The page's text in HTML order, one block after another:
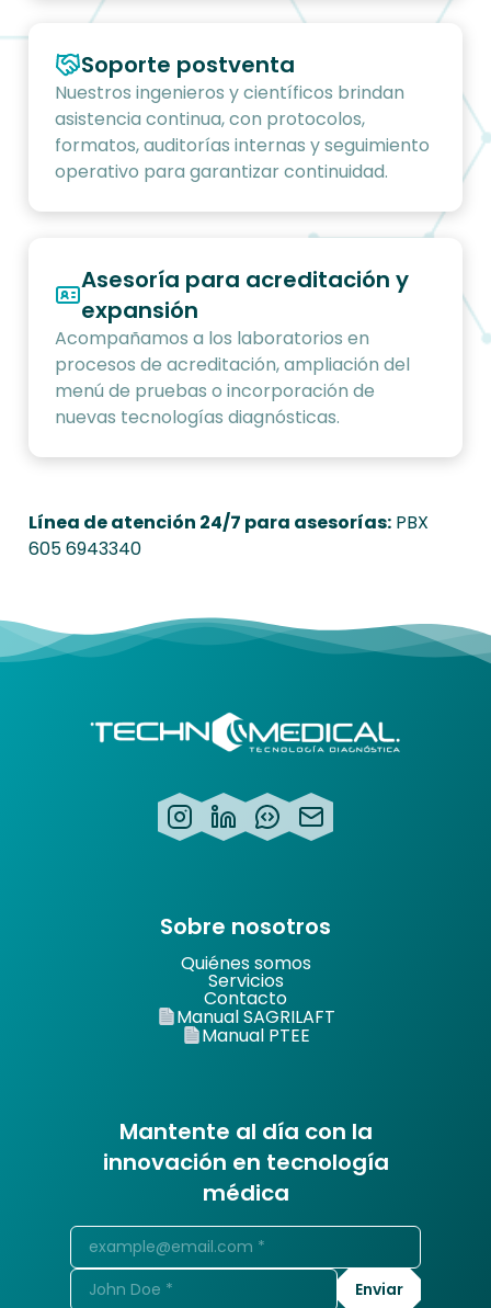
Soporte postventa
Nuestros ingenieros y científicos brindan
asistencia continua, con protocolos,
formatos, auditorías internas y seguimiento
operativo para garantizar continuidad.
Asesoría para acreditación y
expansión
Acompañamos a los laboratorios en
procesos de acreditación, ampliación del
menú de pruebas o incorporación de
nuevas tecnologías diagnósticas.
Línea de atención 24/7 para asesorías:PBX
605 6943340
Sobre nosotros
Quiénes somos
Servicios
Contacto
Manual SAGRILAFT
Manual PTEE
Mantente al día con la
innovación en tecnología
médica